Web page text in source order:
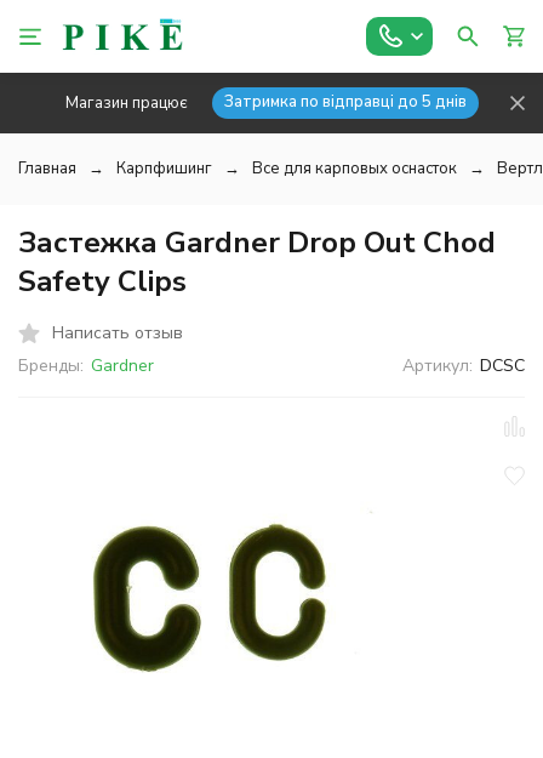
Магазин працює Затримка по відправці до 5 днів
Главная Карпфишинг Все для карповых оснасток
Застежка Gardner Drop Out Chod
Safety Clips
Написать отзыв
Бренды: Gardner Артикул: DCSC